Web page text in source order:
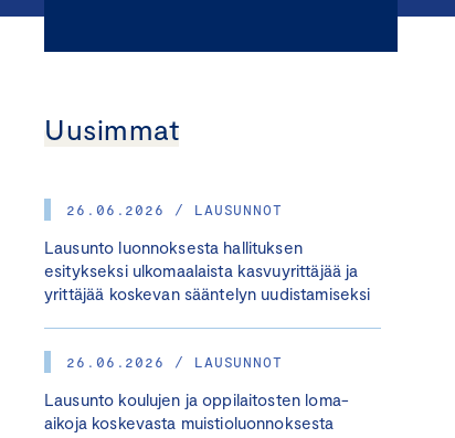
Uusimmat
26.06.2026 / LAUSUNNOT
Lausunto luonnoksesta hallituksen
esitykseksi ulkomaalaista kasvuyrittäjää ja
yrittäjää koskevan sääntelyn uudistamiseksi
26.06.2026 / LAUSUNNOT
Lausunto koulujen ja oppilaitosten loma-
aikoja koskevasta muistioluonnoksesta